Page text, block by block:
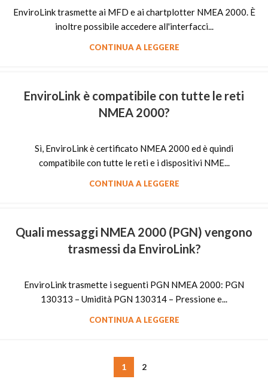
EnviroLink trasmette ai MFD e ai chartplotter NMEA 2000. È
inoltre possibile accedere all'interfacci...
CONTINUA A LEGGERE
EnviroLink è compatibile con tutte le reti
NMEA 2000?
Sì, EnviroLink è certificato NMEA 2000 ed è quindi
compatibile con tutte le reti e i dispositivi NME...
CONTINUA A LEGGERE
Quali messaggi NMEA 2000 (PGN) vengono
trasmessi da EnviroLink?
EnviroLink trasmette i seguenti PGN NMEA 2000: PGN
130313 – Umidità PGN 130314 – Pressione e...
CONTINUA A LEGGERE
1 2